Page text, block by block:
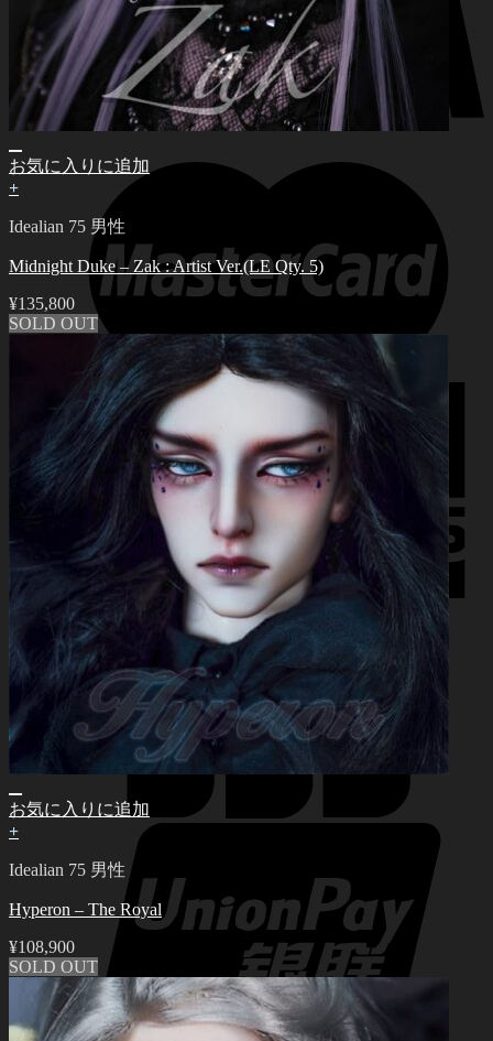
お気に入りに追加
+
Idealian 75 男性
Midnight Duke – Zak : Artist Ver.(LE Qty. 5)
¥135,800
SOLD OUT
お気に入りに追加
+
Idealian 75 男性
Hyperon – The Royal
¥108,900
SOLD OUT